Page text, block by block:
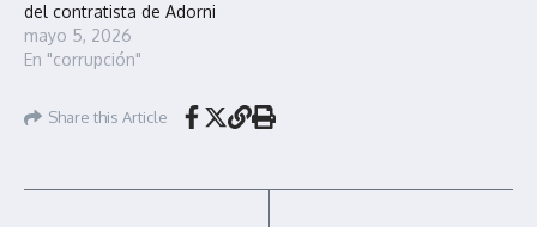
del contratista de Adorni
mayo 5, 2026
En "corrupción"
Share this Article